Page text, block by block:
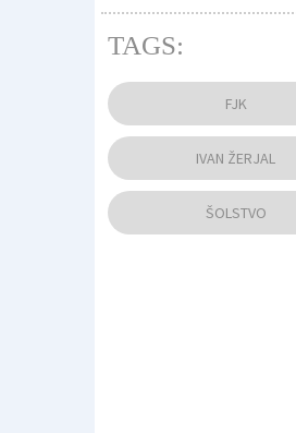
Večstopenjsko šolo
tržaškega
TAGS:
FJK
IVAN ŽERJAL
ŠOLSTVO